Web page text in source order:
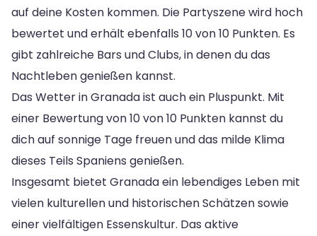
auf deine Kosten kommen. Die Partyszene wird hoch
bewertet und erhält ebenfalls 10 von 10 Punkten. Es
gibt zahlreiche Bars und Clubs, in denen du das
Nachtleben genießen kannst.
Das Wetter in Granada ist auch ein Pluspunkt. Mit
einer Bewertung von 10 von 10 Punkten kannst du
dich auf sonnige Tage freuen und das milde Klima
dieses Teils Spaniens genießen.
Insgesamt bietet Granada ein lebendiges Leben mit
vielen kulturellen und historischen Schätzen sowie
einer vielfältigen Essenskultur. Das aktive